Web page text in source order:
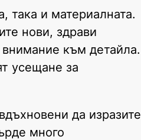
така и материалната.
нови, здрави
внимание към детайла.
усещане за
да изразите
много